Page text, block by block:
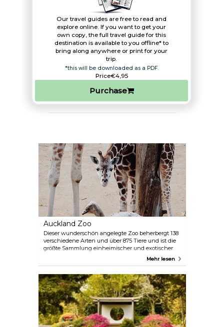
Our travel guides are free to read and
explore online. If you want to get your
own copy, the full travel guide for this
destination is available to you offline* to
bring along anywhere or print for your
trip.​
*this will be downloaded as a PDF.
Price€4,95
Purchase
Auckland Zoo
Dieser wunderschön angelegte Zoo beherbergt 138
verschiedene Arten und über 875 Tiere und ist die
größte Sammlung einheimischer und exotischer
Tiere in Neuseeland. Der Zoo liegt nur wenige
Tierbegegnungen, Einblicke hinter die Kulissen
und vieles mehr.
Mehr lesen